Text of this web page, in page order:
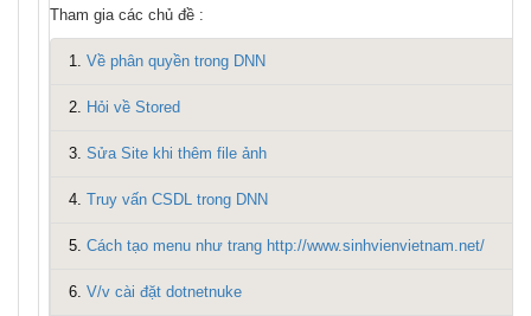
Tham gia các chủ đề :
1. Về phân quyền trong DNN
2. Hỏi về Stored
3. Sửa Site khi thêm file ảnh
4. Truy vấn CSDL trong DNN
5. Cách tạo menu như trang http://www.sinhvienvietnam.net/
6. V/v cài đặt dotnetnuke